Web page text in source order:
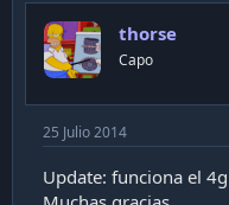
thorse
Capo
25 Julio 2014
Update: funciona el